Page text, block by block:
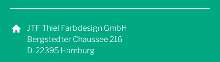
JTF Thiel Farbdesign GmbH
Bergstedter Chaussee 216
D-22395 Hamburg